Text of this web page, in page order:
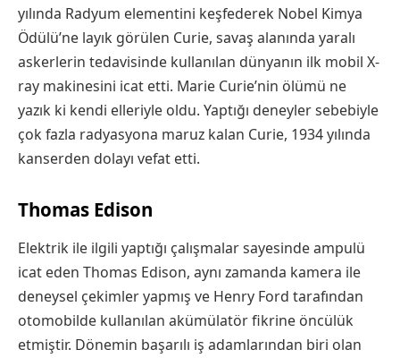
yılında Radyum elementini keşfederek Nobel Kimya
Ödülü’ne layık görülen Curie, savaş alanında yaralı
askerlerin tedavisinde kullanılan dünyanın ilk mobil X-
ray makinesini icat etti. Marie Curie’nin ölümü ne
yazık ki kendi elleriyle oldu. Yaptığı deneyler sebebiyle
çok fazla radyasyona maruz kalan Curie, 1934 yılında
kanserden dolayı vefat etti.
Thomas Edison
Elektrik ile ilgili yaptığı çalışmalar sayesinde ampulü
icat eden Thomas Edison, aynı zamanda kamera ile
deneysel çekimler yapmış ve Henry Ford tarafından
otomobilde kullanılan akümülatör fikrine öncülük
etmiştir. Dönemin başarılı iş adamlarından biri olan